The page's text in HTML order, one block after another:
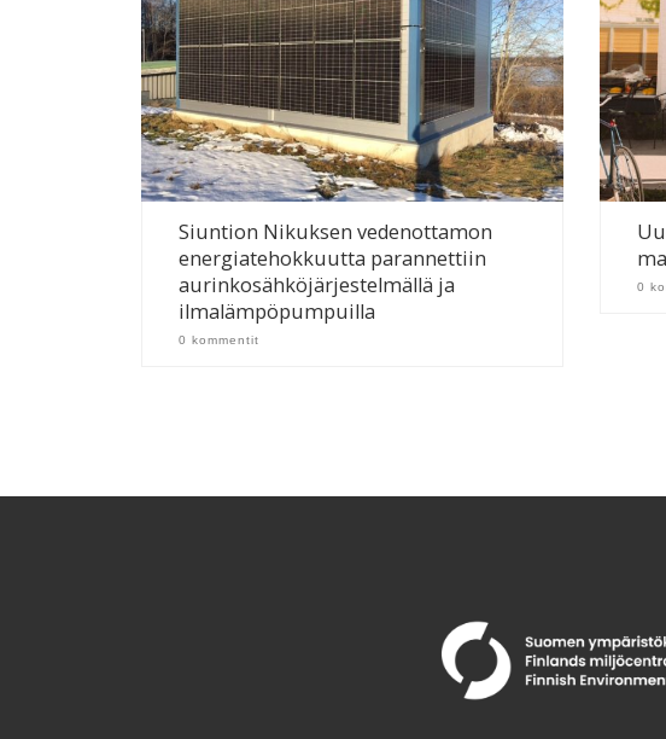
Siuntion Nikuksen vedenottamon
energiatehokkuutta parannettiin
aurinkosähköjärjestelmällä ja
ilmalämpöpumpuilla
0 kommentit
0